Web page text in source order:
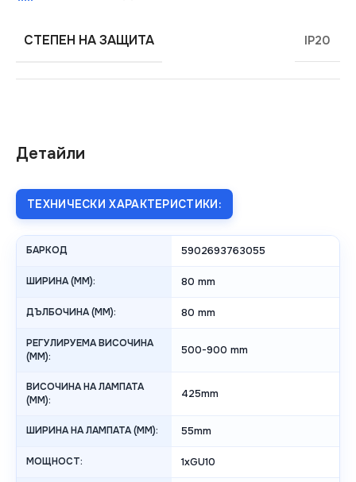
Детайли
ТЕХНИЧЕСКИ ХАРАКТЕРИСТИКИ:
БАРКОД 5902693763055
ШИРИНА (MM): 80 mm
ДЪЛБОЧИНА (MM): 80 mm
РЕГУЛИРУЕМА ВИСОЧИНА
(MM):
500-900 mm
ВИСОЧИНА НА ЛАМПАТА
(MM):
425mm
ШИРИНА НА ЛАМПАТА (MM): 55mm
МОЩНОСТ: 1xGU10
СТЕПЕН НА ЗАЩИТА IP20